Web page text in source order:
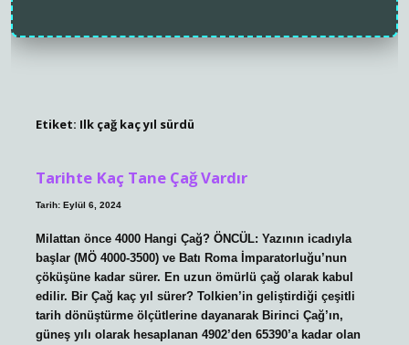
Etiket: Ilk çağ kaç yıl sürdü
Tarihte Kaç Tane Çağ Vardır
Tarih: Eylül 6, 2024
Milattan önce 4000 Hangi Çağ? ÖNCÜL: Yazının icadıyla
başlar (MÖ 4000-3500) ve Batı Roma İmparatorluğu’nun
çöküşüne kadar sürer. En uzun ömürlü çağ olarak kabul
edilir. Bir Çağ kaç yıl sürer? Tolkien’in geliştirdiği çeşitli
tarih dönüştürme ölçütlerine dayanarak Birinci Çağ’ın,
güneş yılı olarak hesaplanan 4902’den 65390’a kadar olan